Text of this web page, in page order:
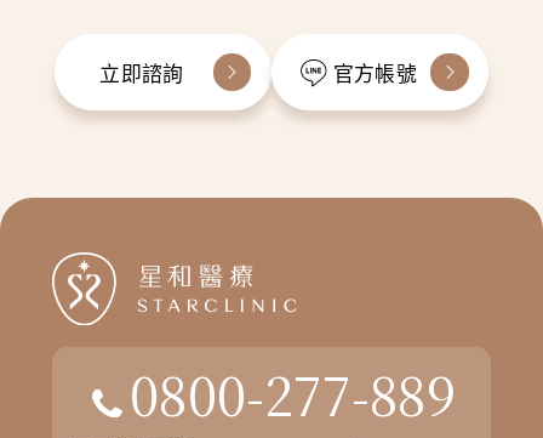
立即諮詢 官方帳號
0800-277-889